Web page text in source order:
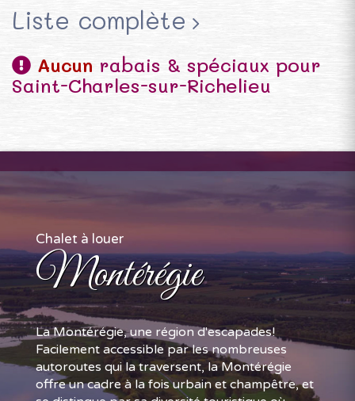
Liste complète
Aucun rabais & spéciaux pour
Saint-Charles-sur-Richelieu
Chalet à louer
Montérégie
La Montérégie, une région d'escapades!
Facilement accessible par les nombreuses
autoroutes qui la traversent, la Montérégie
offre un cadre à la fois urbain et champêtre, et